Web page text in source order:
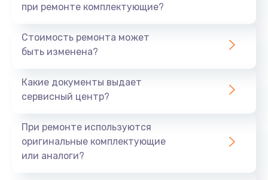
Заказать
Замена термостата
Заказать
3390 руб.
Заказать
при ремонте комплектующие?
Стоимость ремонта может
быть изменена?
Какие документы выдает
сервисный центр?
При ремонте используются
оригинальные комплектующие
или аналоги?